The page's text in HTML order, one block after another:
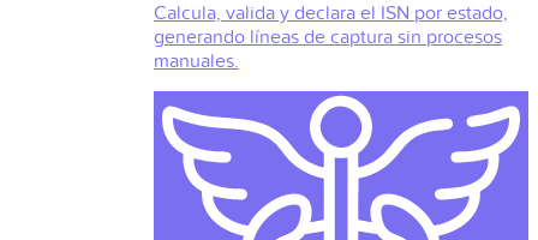
Calcula, valida y declara el ISN por estado,
generando líneas de captura sin procesos
manuales.